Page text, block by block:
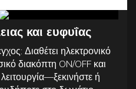
και ευφυΐας
Διαθέτει ηλεκτρονικό
διακόπτη ON/OFF και
ή